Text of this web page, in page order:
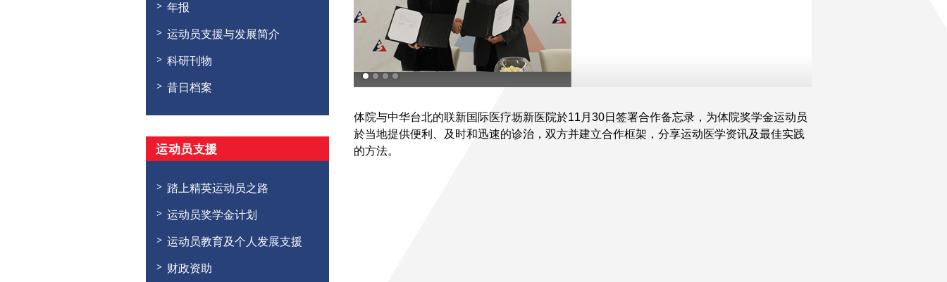
年报
运动员支援与发展简介
科研刊物
昔日档案
运动员支援
踏上精英运动员之路
运动员奖学金计划
运动员教育及个人发展支援
财政资助
体院与中华台北的联新国际医疗坜新医院於11月30日签署合作备忘录，为体院奖学金运动员
於当地提供便利、及时和迅速的诊治，双方并建立合作框架，分享运动医学资讯及最佳实践
的方法。